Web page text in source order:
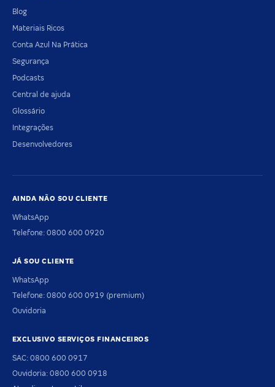
Blog
Materiais Ricos
Conta Azul Na Prática
Segurança
Podcasts
Central de ajuda
Glossário
Integrações
Desenvolvedores
AINDA NÃO SOU CLIENTE
WhatsApp
Telefone: 0800 600 0920
JÁ SOU CLIENTE
WhatsApp
Telefone: 0800 600 0919 (premium)
Ouvidoria
EXCLUSIVO SERVIÇOS FINANCEIROS
SAC: 0800 600 0917
Ouvidoria: 0800 600 0918